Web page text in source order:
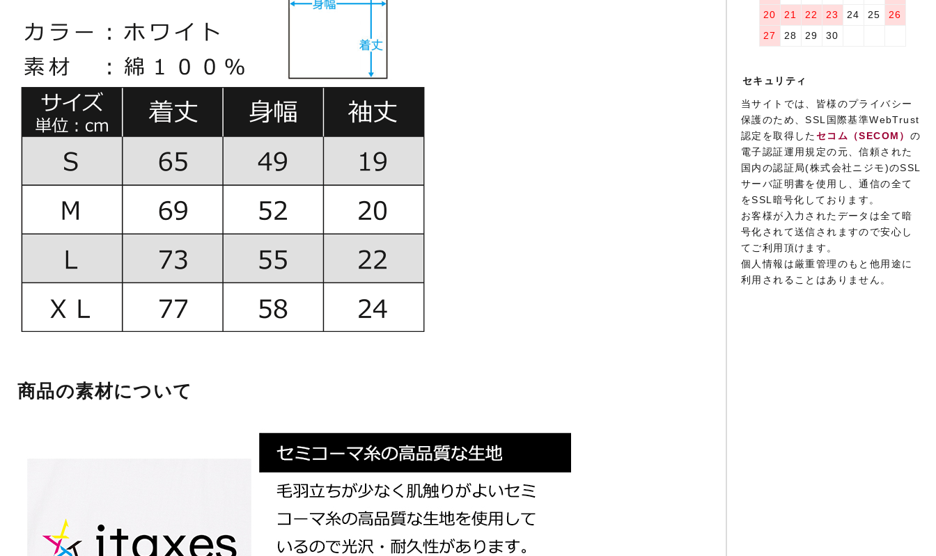
20
21 22 23 24 25
26
27
28 29 30
セキュリティ
当サイトでは、皆様のプライバシー
保護のため、SSL国際基準WebTrust
認定を取得したセコム（SECOM） の
電子認証運用規定の元、信頼された
国内の認証局(株式会社ニジモ)のSSL
サーバ証明書を使用し、通信の全て
をSSL暗号化しております。
お客様が入力されたデータは全て暗
号化されて送信されますので安心し
てご利用頂けます。
個人情報は厳重管理のもと他用途に
利用されることはありません。
商品の素材について